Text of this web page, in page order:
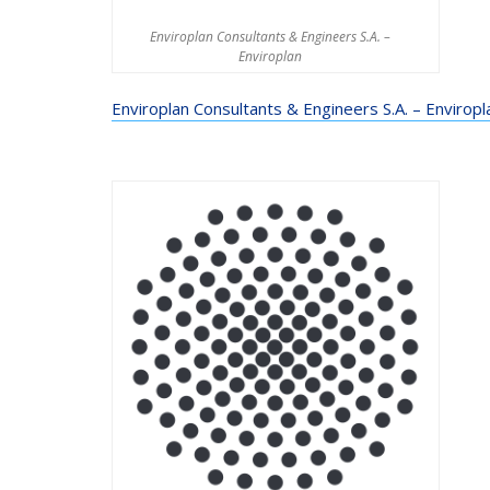
Enviroplan Consultants & Engineers S.A. –
Enviroplan
Enviroplan Consultants & Engineers S.A. –